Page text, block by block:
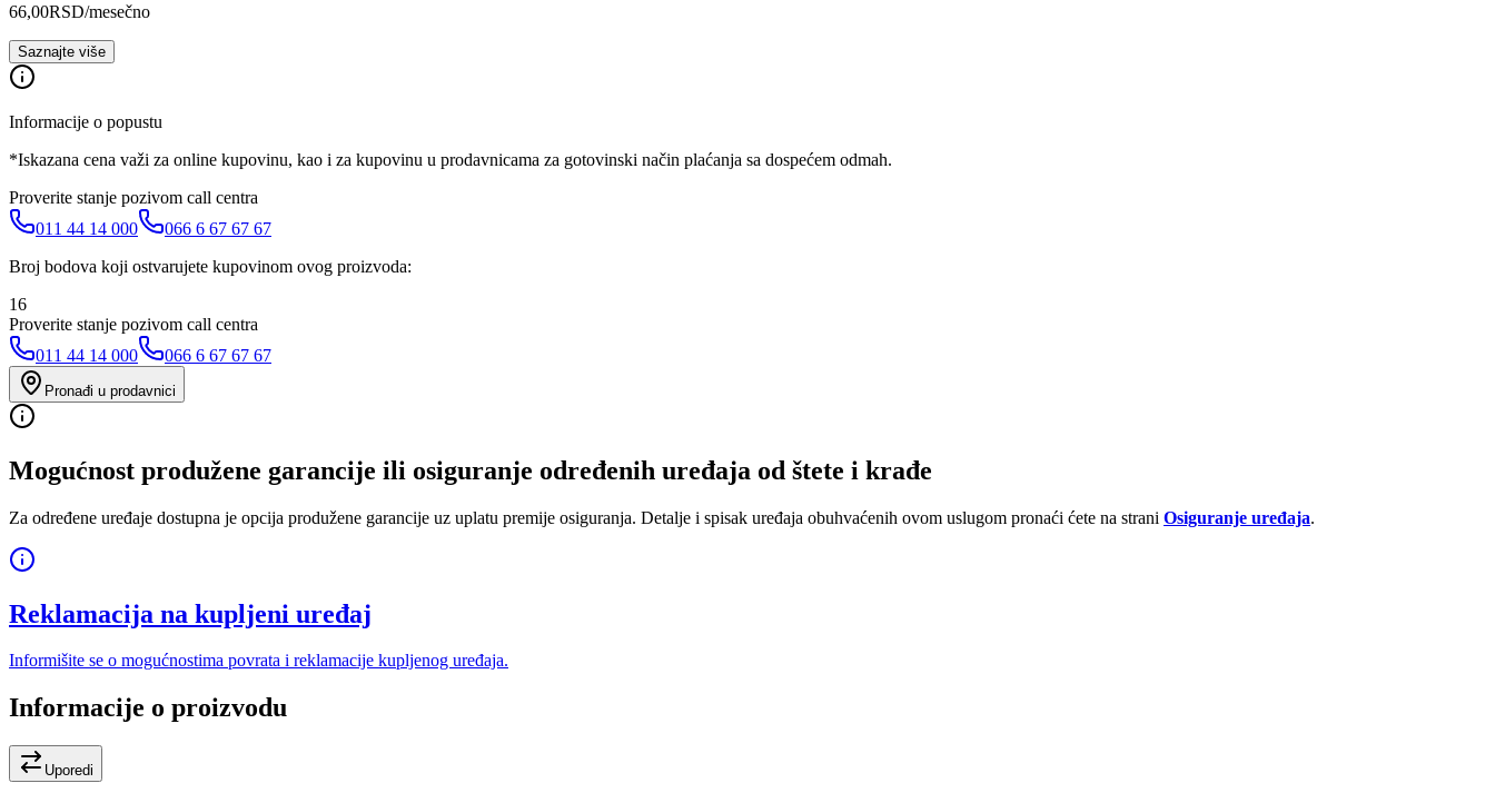
66,00RSD/mesečno
Saznajte više
Informacije o popustu
*Iskazana cena važi za online kupovinu, kao i za kupovinu u prodavnicama za gotovinski način plaćanja sa dospećem odmah.
Proverite stanje pozivom call centra
011 44 14 000
066 6 67 67 67
Broj bodova koji ostvarujete kupovinom ovog proizvoda:
16
Proverite stanje pozivom call centra
011 44 14 000
066 6 67 67 67
Pronađi u prodavnici
Mogućnost produžene garancije ili osiguranje određenih uređaja od štete i krađe
Za određene uređaje dostupna je opcija produžene garancije uz uplatu premije osiguranja. Detalje i spisak uređaja obuhvaćenih ovom uslugom pronaći ćete na strani Osiguranje uređaja.
Reklamacija na kupljeni uređaj
Informišite se o mogućnostima povrata i reklamacije kupljenog uređaja.
Informacije o proizvodu
Uporedi